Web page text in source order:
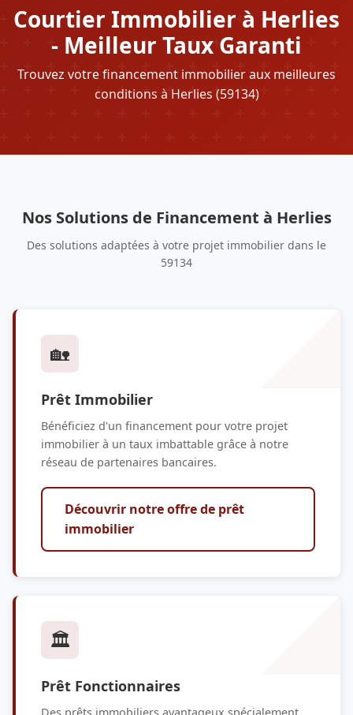
Courtier Immobilier à Herlies
- Meilleur Taux Garanti
Trouvez votre financement immobilier aux meilleures
conditions à Herlies (59134)
Nos Solutions de Financement à Herlies
Des solutions adaptées à votre projet immobilier dans le
59134
🏡
Prêt Immobilier
Bénéficiez d'un financement pour votre projet
immobilier à un taux imbattable grâce à notre
réseau de partenaires bancaires.
Découvrir notre offre de prêt
immobilier
🏛️
Prêt Fonctionnaires